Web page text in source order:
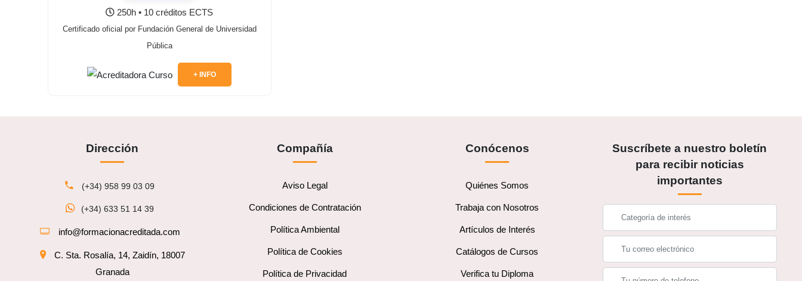
250h • 10 créditos ECTS
Certificado oficial por Fundación General de Universidad
Pública
+ INFO
Dirección
(+34) 958 99 03 09
(+34) 633 51 14 39
info@formacionacreditada.com
C. Sta. Rosalía, 14, Zaidín, 18007
Granada
Compañía
Aviso Legal
Condiciones de Contratación
Política Ambiental
Política de Cookies
Política de Privacidad
Conócenos
Quiénes Somos
Trabaja con Nosotros
Artículos de Interés
Catálogos de Cursos
Verifica tu Diploma
Suscríbete a nuestro boletín
para recibir noticias
importantes